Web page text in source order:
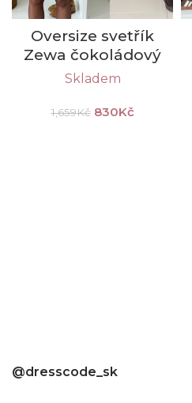
Oversize svetřík
Zewa čokoládový
1,659Kč 830Kč
Skladem
@dresscode_sk